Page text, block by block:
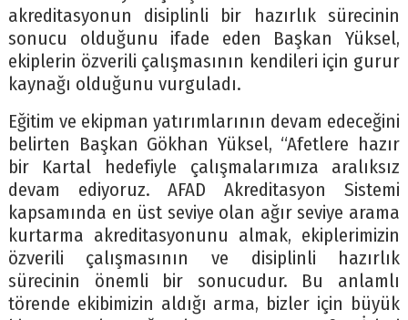
akreditasyonun disiplinli bir hazırlık sürecinin
sonucu olduğunu ifade eden Başkan Yüksel,
ekiplerin özverili çalışmasının kendileri için gurur
kaynağı olduğunu vurguladı.
Eğitim ve ekipman yatırımlarının devam edeceğini
belirten Başkan Gökhan Yüksel, “Afetlere hazır
bir Kartal hedefiyle çalışmalarımıza aralıksız
devam ediyoruz. AFAD Akreditasyon Sistemi
kapsamında en üst seviye olan ağır seviye arama
kurtarma akreditasyonunu almak, ekiplerimizin
özverili çalışmasının ve disiplinli hazırlık
sürecinin önemli bir sonucudur. Bu anlamlı
törende ekibimizin aldığı arma, bizler için büyük